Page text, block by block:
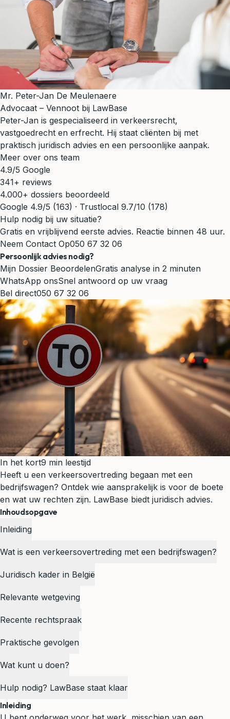
Mr. Peter-Jan De Meulenaere
Advocaat – Vennoot bij LawBase
Peter-Jan is gespecialiseerd in verkeersrecht,
vastgoedrecht en erfrecht. Hij staat cliënten bij met
praktisch juridisch advies en een persoonlijke aanpak.
Meer over ons team
4.9/5 Google
341+ reviews
4.000+ dossiers beoordeeld
Google 4.9/5 (163) · Trustlocal 9.7/10 (178)
Hulp nodig bij uw situatie?
Gratis en vrijblijvend eerste advies. Reactie binnen 48 uur.
Neem Contact Op050 67 32 06
Persoonlijk advies nodig?
Mijn Dossier BeoordelenGratis analyse in 2 minuten
WhatsApp onsSnel antwoord op uw vraag
Bel direct050 67 32 06
In het kort9 min leestijd
Heeft u een verkeersovertreding begaan met een
bedrijfswagen? Ontdek wie aansprakelijk is voor de boete
en wat uw rechten zijn. LawBase biedt juridisch advies.
Inhoudsopgave
Inleiding
Wat is een verkeersovertreding met een bedrijfswagen?
Juridisch kader in België
Relevante wetgeving
Recente rechtspraak
Praktische gevolgen
Wat kunt u doen?
Hulp nodig? LawBase staat klaar
Inleiding